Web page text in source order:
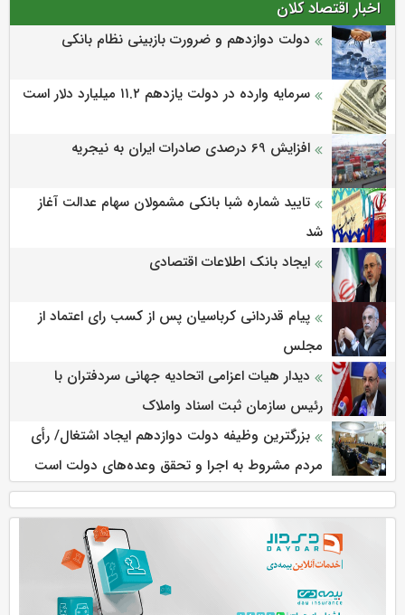
اخبار اقتصاد کلان
دولت دوازدهم و ضرورت بازبینی نظام بانکی
سرمایه وارده در دولت یازدهم ۱۱.۲ میلیارد دلار است
افزایش 69 درصدی صادرات ایران به نیجریه
تایید شماره شبا بانکی مشمولان سهام عدالت آغاز
شد
ایجاد بانک اطلاعات اقتصادی
پیام قدردانی کرباسیان پس از کسب رای اعتماد از
مجلس
دیدار هیات اعزامی اتحادیه جهانی سردفتران با
رئیس سازمان ثبت اسناد واملاک
بزرگترین وظیفه دولت دوازدهم ایجاد اشتغال/ رأی
مردم مشروط به اجرا و تحقق وعده‌های دولت است